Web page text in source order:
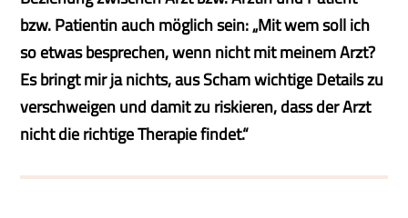
bzw. Patientin auch möglich sein: „Mit wem soll ich
so etwas besprechen, wenn nicht mit meinem Arzt?
Es bringt mir ja nichts, aus Scham wichtige Details zu
verschweigen und damit zu riskieren, dass der Arzt
nicht die richtige Therapie findet.“